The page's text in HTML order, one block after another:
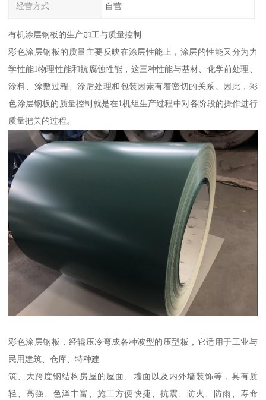
经营方式 自营
有机涂层钢板的生产加工与质量控制
彩色涂层钢板的质量主要反映在涂层性能上，涂层的性能又分为力
学性能1物理性能和抗腐蚀性能，这三种性能与基材、化学前处理、
涂料、涂敷过程、涂后处理和包装因素有着密切的关系。因此，彩
色涂层钢板的质量控制就是在1机组生产过程中对各阶段的操作进行
质量把关的过程。
彩色涂层钢板，经辊压冷弯成各种波型的压型板，它适用于工业与
民用建筑、仓库、特种建
筑、大跨度钢结构房屋的屋面、墙面以及内外墙装饰等，具有质
轻、高强、色泽丰富、施工方便快捷、抗震、防火、防雨、寿命